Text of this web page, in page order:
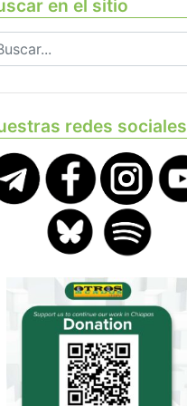
en el sitio
redes sociales